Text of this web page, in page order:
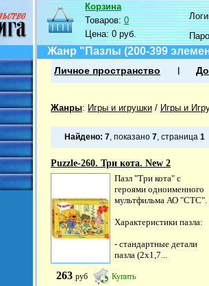
Корзина
Товаров:0
Цена:0 руб.
Жанр "Пазлы (200-399
Личное пространство
Жанры: Игры и игрушки / Игры и
Найдено: 7, показано 7, страница 1
Puzzle-260. Три кота. New 2
Пазл "Три кота" с
героями одноименного
мультфильма АО "СТС".
Характеристики пазла:
- стандартные детали
пазла (2х1,7...
263 руб Купить